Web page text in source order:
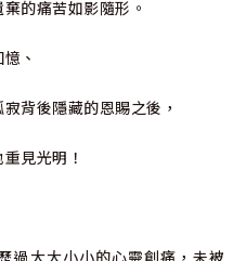
的痛苦如影隨形。
、
背後隱藏的恩賜之後，
見光明！